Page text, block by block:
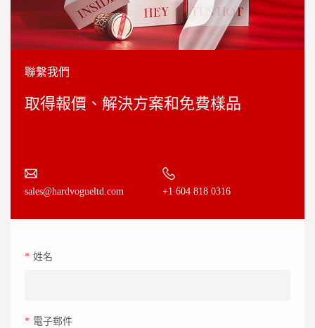
聯繫我們
取得報價、解決方案和免費樣品
sales@hardvogueltd.com +1 604 818 0316
姓名
電子郵件